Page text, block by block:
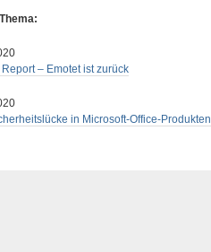
– Emotet ist zurück
in Microsoft-Office-Produkten